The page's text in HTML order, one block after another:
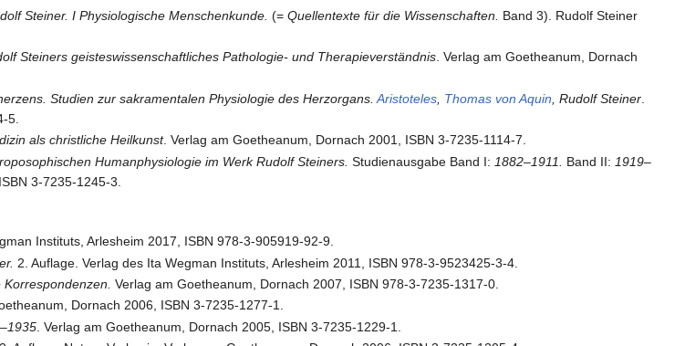
Steiner. I Physiologische Menschenkunde. (=Quellentexte für die Wissenschaften.
Band 3). Rudolf Steiner
Steiners geisteswissenschaftliches Pathologie- und Therapieverständnis. Verlag am Goetheanum, Dornach
Studien zur sakramentalen Physiologie des Herzorgans.Aristoteles Thomas von Aquin , Rudolf Steiner
5.
als christliche Heilkunst. Verlag am Goetheanum, Dornach 2001, ISBN 3-7235-1114-7.
Humanphysiologie im Werk Rudolf Steiners. Studienausgabe Band I: 1882–1911. Band II: 1919–
3-7235-1245-3.
Instituts, Arlesheim 2017, ISBN 978-3-905919-92-9.
2. Auflage. Verlag des Ita Wegman Instituts, Arlesheim 2011, ISBN 978-3-9523425-3-4.
Verlag am Goetheanum, Dornach 2007, ISBN 978-3-7235-1317-0.
Dornach 2006, ISBN 3-7235-1277-1.
. Verlag am Goetheanum, Dornach 2005, ISBN 3-7235-1229-1.